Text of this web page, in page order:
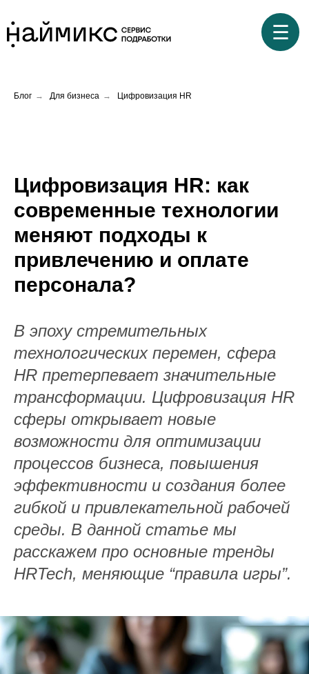
☰
Блог → Для бизнеса → Цифровизация HR
Цифровизация HR: как
современные технологии
меняют подходы к
привлечению и оплате
персонала?
В эпоху стремительных
технологических перемен, сфера
HR претерпевает значительные
трансформации. Цифровизация HR
сферы открывает новые
возможности для оптимизации
процессов бизнеса, повышения
эффективности и создания более
гибкой и привлекательной рабочей
среды. В данной статье мы
расскажем про основные тренды
HRTech, меняющие “правила игры”.